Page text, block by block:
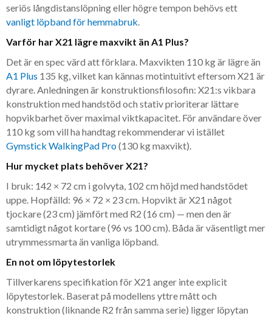
seriös långdistanslöpning eller högre tempon behövs ett
vanligt löpband för hemmabruk.
Varför har X21 lägre maxvikt än A1 Plus?
Det är en spec värd att förklara. Maxvikten 110 kg är lägre än
A1 Plus 135 kg, vilket kan kännas motintuitivt eftersom X21 är
dyrare. Anledningen är konstruktionsfilosofin: X21:s vikbara
konstruktion med handstöd och stativ prioriterar lättare
hopvikbarhet över maximal viktkapacitet. För användare över
110 kg som vill ha handtag rekommenderar vi istället
Gymstick WalkingPad Pro(130 kg maxvikt).
Hur mycket plats behöver X21?
I bruk: 142 × 72 cm i golvyta, 102 cm höjd med handstödet
uppe. Hopfälld: 96 × 72 × 23 cm. Hopvikt är X21 något
tjockare (23 cm) jämfört med R2 (16 cm) — men den är
samtidigt något kortare (96 vs 100 cm). Båda är väsentligt mer
utrymmessmarta än vanliga löpband.
En not om löpytestorlek
Tillverkarens specifikation för X21 anger inte explicit
löpytestorlek. Baserat på modellens yttre mått och
konstruktion (liknande R2 från samma serie) ligger löpytan